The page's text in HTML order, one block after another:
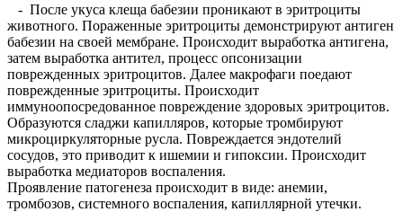
- После укуса клеща бабезии проникают в эритроциты
животного. Пораженные эритроциты демонстрируют антиген
бабезии на своей мембране. Происходит выработка антигена,
затем выработка антител, процесс опсонизации
поврежденных эритроцитов. Далее макрофаги поедают
поврежденные эритроциты. Происходит
иммуноопосредованное повреждение здоровых эритроцитов.
Образуются сладжи капилляров, которые тромбируют
микроциркуляторные русла. Повреждается эндотелий
сосудов, это приводит к ишемии и гипоксии. Происходит
выработка медиаторов воспаления.
Проявление патогенеза происходит в виде: анемии,
тромбозов, системного воспаления, капиллярной утечки.